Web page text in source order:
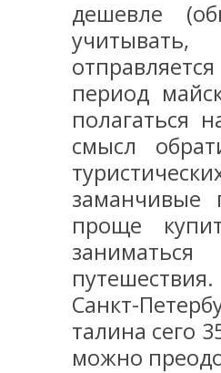
дешевле
период
полагаться
смысл
заманчивые
проще
Санкт-
талина сего
можно